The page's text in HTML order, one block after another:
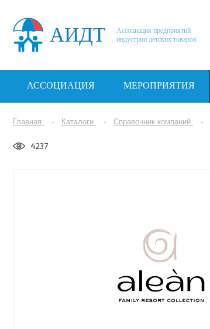
АИДТ
Ассоциация предприятий
индустрии детских товаров
АССОЦИАЦИЯ МЕРОПРИЯТИЯ
Главная Каталоги Справочник компаний
4237